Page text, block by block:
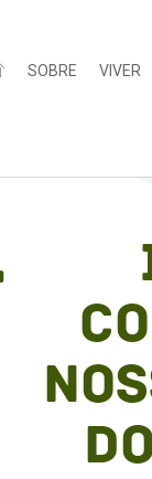
SOBRE VIVER